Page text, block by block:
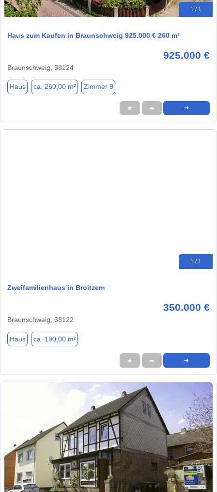
1 / 1
Haus zum Kaufen in Braunschweig 925.000 € 260 m²
925.000 €
Braunschweig, 38124
Haus ca. 260,00 m² Zimmer 9
★ ➦ ➜
1 / 1
Zweifamilienhaus in Broitzem
350.000 €
Braunschweig, 38122
Haus ca. 190,00 m²
★ ➦ ➜